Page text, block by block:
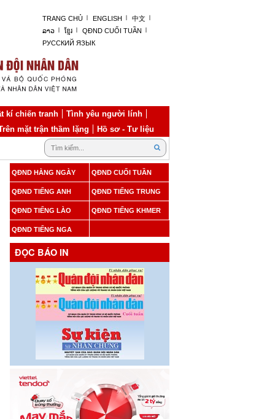
TRANG CHỦ ENGLISH
中文
ລາວ
ខ្មែរ
QĐND CUỐI TUẦN
РУССКИЙ ЯЗЫК
kí chiến tranh
Tình yêu người lính
mặt trận thầm lặng
Hồ sơ - Tư liệu
QĐND HẰNG NGÀY QĐND CUỐI TUẦN
QĐND TIẾNG ANH QĐND TIẾNG TRUNG
QĐND TIẾNG LÀO QĐND TIẾNG KHMER
QĐND TIẾNG NGA
ĐỌC BÁO IN